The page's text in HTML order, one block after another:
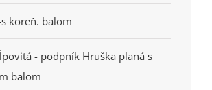
koreň. balom
- podpník Hruška planá s
balom